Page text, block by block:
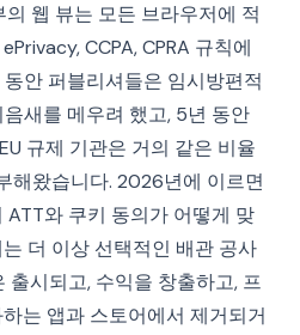
웹 뷰는 모든 브라우저에 적
CCPA, CPRA 규칙에
안 퍼블리셔들은 임시방편적
새를 메우려 했고, 5년 동안
규제 기관은 거의 같은 비율
해왔습니다. 2026년에 이르면
와 쿠키 동의가 어떻게 맞
더 이상 선택적인 배관 공사
시되고, 수익을 창출하고, 프
는 앱과 스토어에서 제거되거